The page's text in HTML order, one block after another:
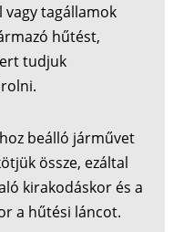
tagállamok
hűtést,
tudjuk
beálló járművet
össze, ezáltal
kirakodáskor és a
a hűtési láncot.